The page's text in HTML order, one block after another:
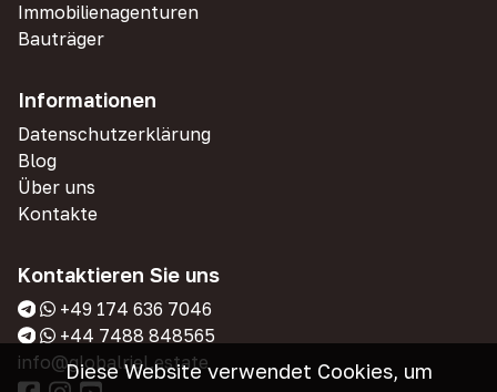
Immobilienagenturen
Bauträger
Informationen
Datenschutzerklärung
Blog
Über uns
Kontakte
Kontaktieren Sie uns
+49 174 636 7046
+44 7488 848565
info@globalriel.estate
Diese Website verwendet Cookies, um